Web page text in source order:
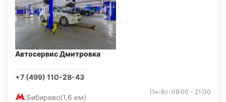
Автосервис Дмитровка
+7 (499) 110-28-43
Бибирево(1,6 км)
Пн-Вс: 09:00 - 21:00